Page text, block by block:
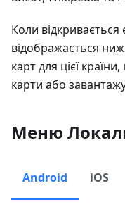
Коли
відображається
карт для цієї
карти або
Меню
Android iOS